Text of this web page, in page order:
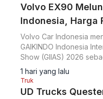
Volvo EX90
Indonesia, Harga
Volvo Car Indonesia
GAIKINDO Indonesia
Show (GIIAS) 2026
bagi SUV listrik flagship
EX90.
1 hari yang lalu
Truk
UD Trucks